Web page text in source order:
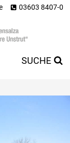
03603 8407-0
SUCHE